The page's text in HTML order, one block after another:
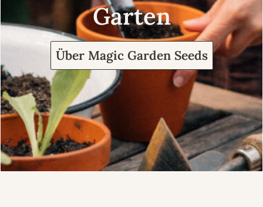
Garten
Über Magic Garden Seeds